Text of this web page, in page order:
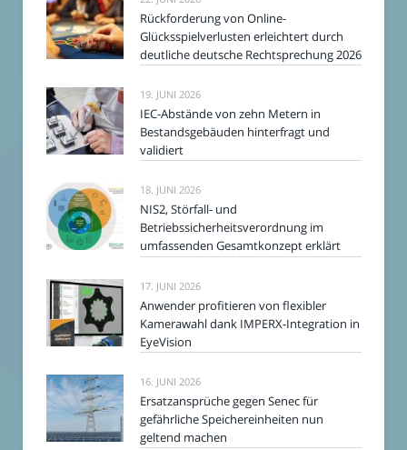
Rückforderung von Online-
Glücksspielverlusten erleichtert durch
deutliche deutsche Rechtsprechung 2026
19. JUNI 2026
IEC-Abstände von zehn Metern in
Bestandsgebäuden hinterfragt und
validiert
18. JUNI 2026
NIS2, Störfall- und
Betriebssicherheitsverordnung im
umfassenden Gesamtkonzept erklärt
17. JUNI 2026
Anwender profitieren von flexibler
Kamerawahl dank IMPERX-Integration in
EyeVision
16. JUNI 2026
Ersatzansprüche gegen Senec für
gefährliche Speichereinheiten nun
geltend machen